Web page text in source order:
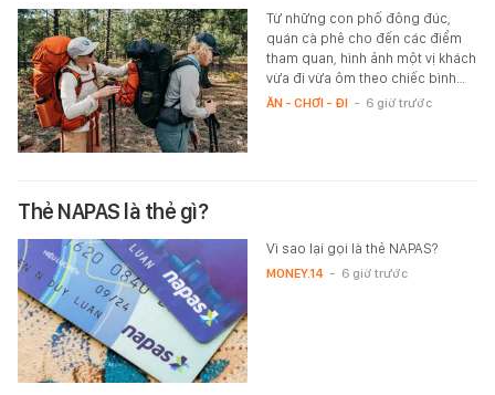
Từ những con phố đông đúc,
quán cà phê cho đến các điểm
tham quan, hình ảnh một vị khách
vừa đi vừa ôm theo chiếc bình…
ĂN - CHƠI - ĐI - 6 giờ trước
Thẻ NAPAS là thẻ gì?
Vì sao lại gọi là thẻ NAPAS?
MONEY.14 - 6 giờ trước